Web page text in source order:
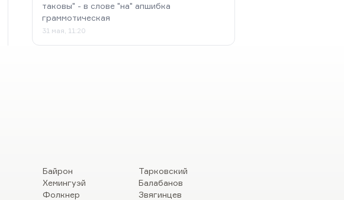
таковы" - в слове "на" апшибка
граммотическая
31 мая, 11:20
Байрон
Хемингуэй
Фолкнер
Тарковский
Балабанов
Звягинцев